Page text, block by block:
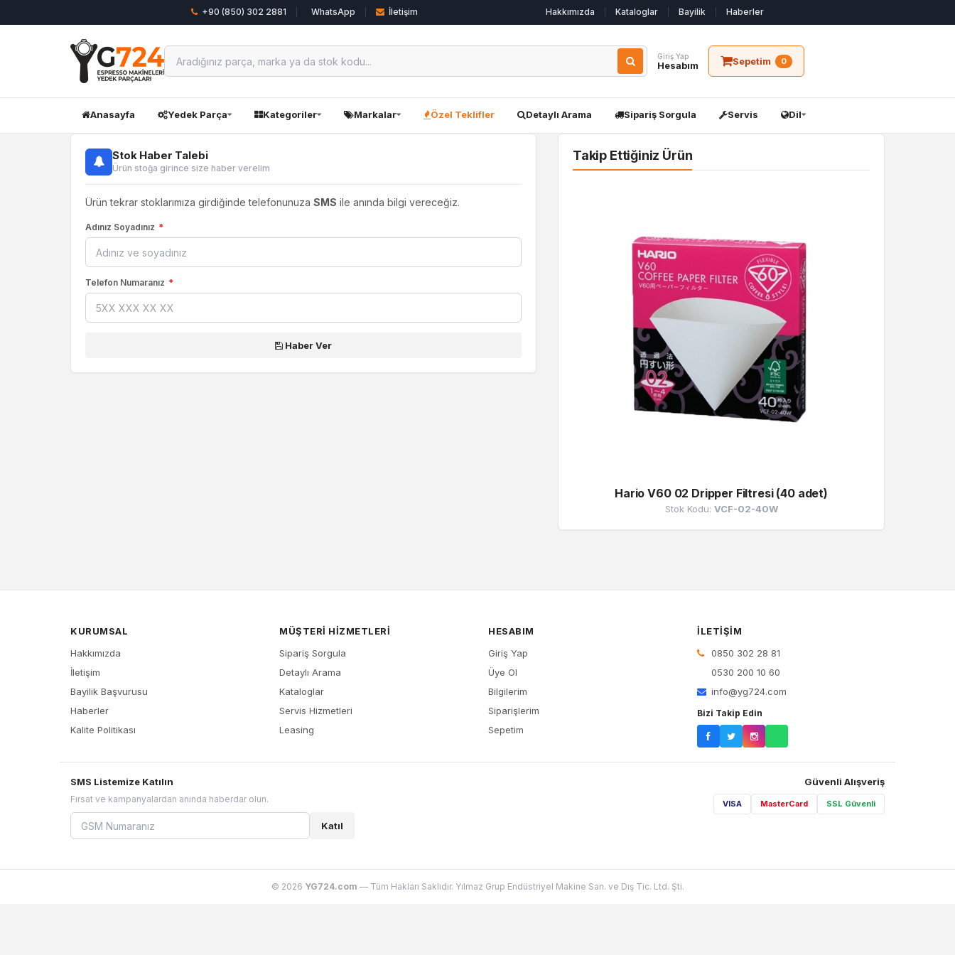
+90 (850) 302 2881 WhatsApp İletişim Hakkımızda Kataloglar Bayilik Haberler
Giriş Yap
Hesabım Sepetim 0
Anasayfa Yedek Parça Kategoriler Markalar Özel Teklifler Detaylı Arama Sipariş Sorgula Servis Dil
Stok Haber Talebi
Ürün stoğa girince size haber verelim
Ürün tekrar stoklarımıza girdiğinde telefonunuza SMS ile anında bilgi vereceğiz.
Adınız Soyadınız *
Telefon Numaranız *
Haber Ver
Takip Ettiğiniz Ürün
Hario V60 02 Dripper Filtresi (40 adet)
Stok Kodu: VCF-02-40W
KURUMSAL
Hakkımızda
İletişim
Bayilik Başvurusu
Haberler
Kalite Politikası
MÜŞTERI HIZMETLERI
Sipariş Sorgula
Detaylı Arama
Kataloglar
Servis Hizmetleri
Leasing
HESABIM
Giriş Yap
Üye Ol
Bilgilerim
Siparişlerim
Sepetim
İLETIŞIM
0850 302 28 81
0530 200 10 60
info@yg724.com
Bizi Takip Edin
SMS Listemize Katılın
Fırsat ve kampanyalardan anında haberdar olun.
Katıl
Güvenli Alışveriş
VISA MasterCard SSL Güvenli
© 2026 YG724.com — Tüm Hakları Saklıdır. Yılmaz Grup Endüstriyel Makine San. ve Dış Tic. Ltd. Şti.